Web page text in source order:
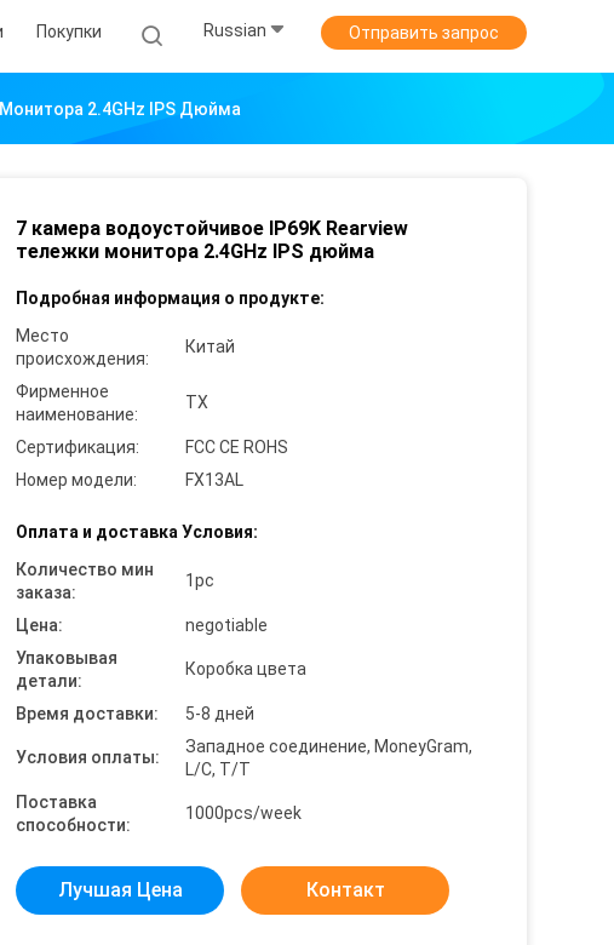
Покупки Russian Отправить запрос
2.4GHz IPS Дюйма
7 камера водоустойчивое IP69K Rearview
тележки монитора 2.4GHz IPS дюйма
Подробная информация о продукте:
Место
происхождения:
Китай
Фирменное
наименование:
TX
Сертификация:
FCC CE ROHS
Номер модели:
FX13AL
Оплата и доставка Условия:
Количество мин
заказа:
1pc
Цена:
negotiable
Упаковывая
детали:
Коробка цвета
Время доставки: 5-8 дней
Условия оплаты:
Западное соединение, MoneyGram,
L/C, T/T
Поставка
способности:
1000pcs/week
Лучшая Цена Контакт